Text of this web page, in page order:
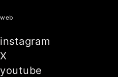
web
instagram
X
youtube